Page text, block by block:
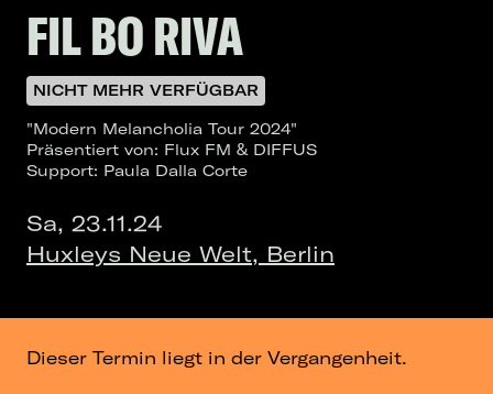
FIL BO RIVA
NICHT MEHR VERFÜGBAR
"Modern Melancholia Tour 2024"
Präsentiert von: Flux FM & DIFFUS
Support: Paula Dalla Corte
Sa, 23.11.24
Huxleys Neue Welt, Berlin
Dieser Termin liegt in der Vergangenheit.